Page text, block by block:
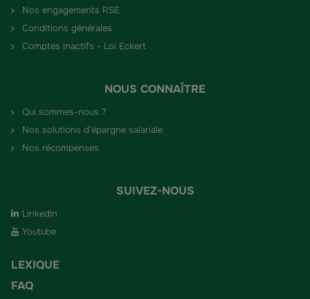
Nos engagements RSE
Conditions générales
Comptes inactifs - Loi Eckert
NOUS CONNAÎTRE
Qui sommes-nous ?
Nos solutions d’épargne salariale
Nos récompenses
SUIVEZ-NOUS
Linkedin
Youtube
LEXIQUE
FAQ